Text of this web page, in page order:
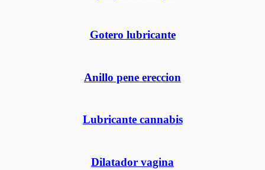
Gotero lubricante
Anillo pene ereccion
Lubricante cannabis
Dilatador vagina